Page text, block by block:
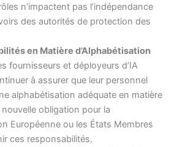
n’impactent pas l’indépendance
des autorités de protection des
en Matière d’Alphabétisation
fournisseurs et déployeurs d’IA
à assurer que leur personnel
alphabétisation adéquate en matière
nouvelle obligation pour la
Européenne ou les États Membres
ces responsabilités.